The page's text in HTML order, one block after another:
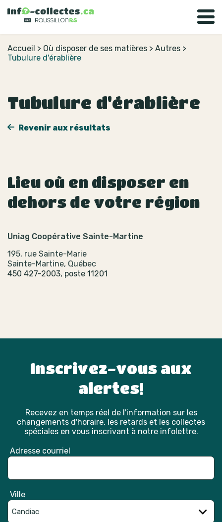
Accueil > Où disposer de ses matières > Autres >
Tubulure d'érablière
Tubulure d'érablière
Revenir aux résultats
Lieu où en disposer en
dehors de votre région
Uniag Coopérative Sainte-Martine
195, rue Sainte-Marie
Sainte-Martine, Québec
450 427-2003, poste 11201
Inscrivez-vous aux
alertes!
Recevez en temps réel de l'information sur les
changements d'horaire, les retards et les collectes
spéciales en vous inscrivant à notre infolettre.
Adresse courriel
Ville